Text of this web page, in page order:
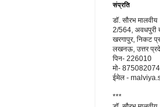
संप्रति
डॉ. सौरभ मालवीय
2/564, अवधपुरी
खरगापुर, निकट
लखनऊ, उत्तर
पिन- 226010
मो-
ईमेल -
***